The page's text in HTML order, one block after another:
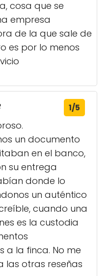
cosa que se
empresa
de la que sale de
es por lo menos
1/5
un documento
en el banco,
su entrega
donde lo
un auténtico
cuando una
es la custodia
a la finca. No me
las otras reseñas